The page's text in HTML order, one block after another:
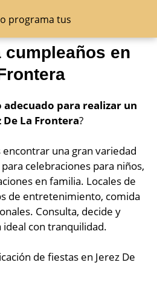
cumpleaños en
adecuado para realizar un
De La Frontera?
encontrar una gran variedad
celebraciones para niños,
en familia. Locales de
de entretenimiento, comida
Consulta, decide y
con tranquilidad.
de fiestas en Jerez De